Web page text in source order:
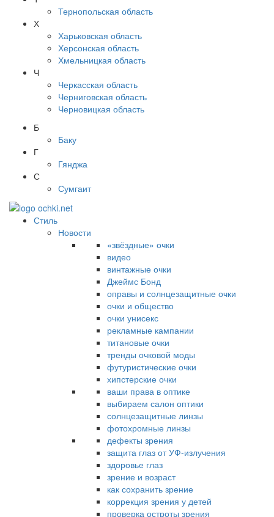
Тернопольская область
Х
Харьковская область
Херсонская область
Хмельницкая область
Ч
Черкасская область
Черниговская область
Черновицкая область
Б
Баку
Г
Гянджа
С
Сумгаит
Стиль
Новости
«звёздные» очки
видео
винтажные очки
Джеймс Бонд
оправы и солнцезащитные очки
очки и общество
очки унисекс
рекламные кампании
титановые очки
тренды очковой моды
футуристические очки
хипстерские очки
ваши права в оптике
выбираем салон оптики
солнцезащитные линзы
фотохромные линзы
дефекты зрения
защита глаз от УФ-излучения
здоровье глаз
зрение и возраст
как сохранить зрение
коррекция зрения у детей
проверка остроты зрения